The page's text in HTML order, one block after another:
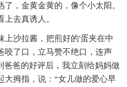
，金黄金黄的，像个小太阳。
去真诱人。
上沙拉酱，把煎好的'蛋夹在中
咬了口，立马赞不绝口，连声
爸爸的好评后，我立刻给妈妈做
大拇指，说：“女儿做的爱心早